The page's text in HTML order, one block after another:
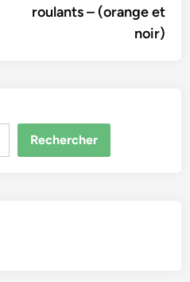
roulants – (orange et
noir)
Rechercher